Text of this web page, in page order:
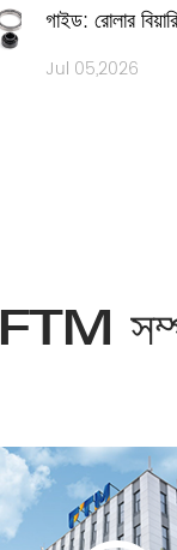
গাইড: রোলার
Jul 05,2026
FTM